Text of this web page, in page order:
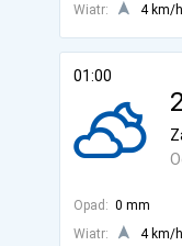
Wiatr:
4 km/h
01:00
Opad: 0 mm
Wiatr:
4 km/h